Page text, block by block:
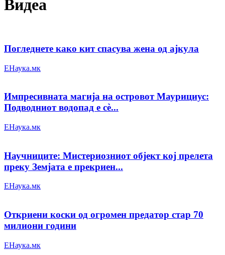
Видеа
Погледнете како кит спасува жена од ајкула
ЕНаука.мк
Импресивната магија на островот Маурициус:
Подводниот водопад е сѐ...
ЕНаука.мк
Научниците: Мистериозниот објект кој прелета
преку Земјата е прекриен...
ЕНаука.мк
Откриени коски од огромен предатор стар 70
милиони години
ЕНаука.мк